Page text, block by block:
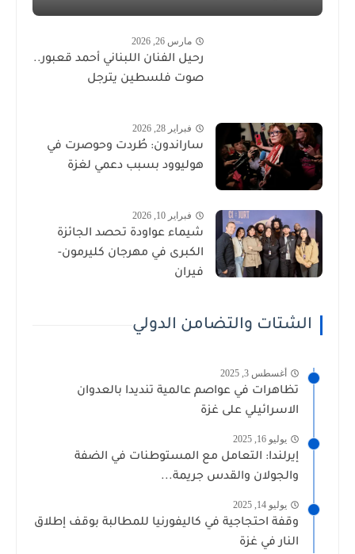
مارس 26, 2026
رحيل الفنان اللبناني أحمد قعبور..
صوت فلسطين يترجل
فبراير 28, 2026
ساراندون: طُردت وحوصرت في
هوليوود بسبب دعمي لغزة
فبراير 10, 2026
شيماء عواودة تحصد الجائزة
الكبرى في مهرجان كليرمون-
فيران
الشتات والتضامن الدولي
أغسطس 3, 2025
تظاهرات في عواصم عالمية تنديدا بالعدوان
الاسرائيلي على غزة
يوليو 16, 2025
إيرلندا: التعامل مع المستوطنات في الضفة
والجولان والقدس جريمة...
يوليو 14, 2025
وقفة احتجاجية في كاليفورنيا للمطالبة بوقف إطلاق
النار في غزة